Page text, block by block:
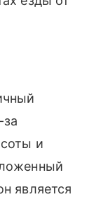
и
является